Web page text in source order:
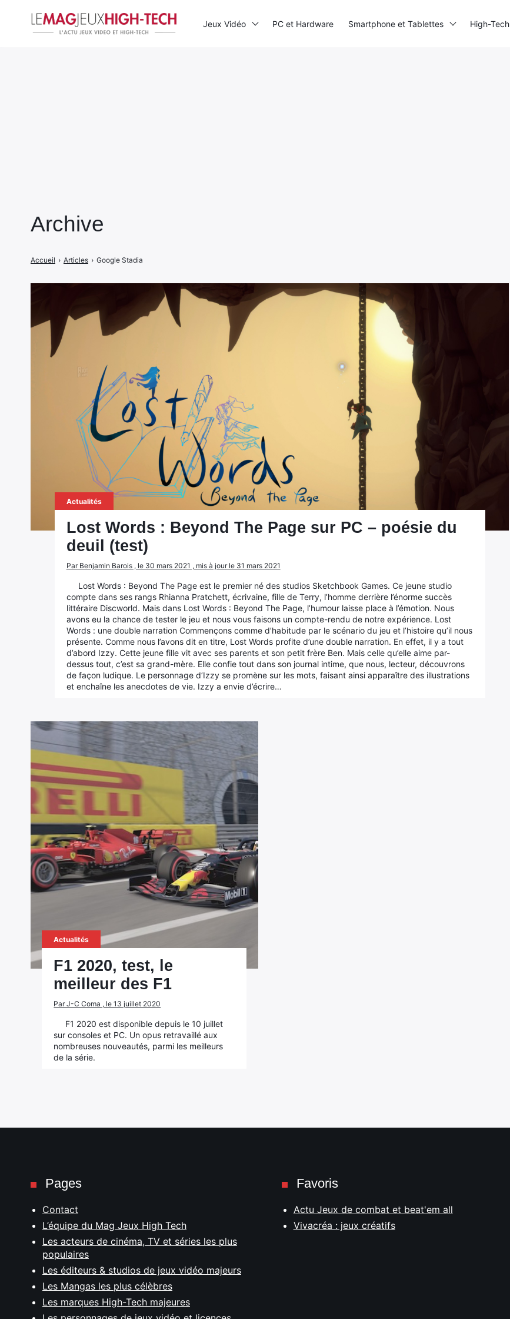
Archive
Accueil › Articles › Google Stadia
Actualités
Lost Words : Beyond The Page sur PC – poésie du
deuil (test)
Par Benjamin Barois , le 30 mars 2021 , mis à jour le 31 mars 2021
Lost Words : Beyond The Page est le premier né des studios Sketchbook Games. Ce jeune studio
compte dans ses rangs Rhianna Pratchett, écrivaine, fille de Terry, l’homme derrière l’énorme succès
littéraire Discworld. Mais dans Lost Words : Beyond The Page, l’humour laisse place à l’émotion. Nous
avons eu la chance de tester le jeu et nous vous faisons un compte-rendu de notre expérience. Lost
Words : une double narration Commençons comme d’habitude par le scénario du jeu et l’histoire qu’il nous
présente. Comme nous l’avons dit en titre, Lost Words profite d’une double narration. En effet, il y a tout
d’abord Izzy. Cette jeune fille vit avec ses parents et son petit frère Ben. Mais celle qu’elle aime par-
dessus tout, c’est sa grand-mère. Elle confie tout dans son journal intime, que nous, lecteur, découvrons
de façon ludique. Le personnage d’Izzy se promène sur les mots, faisant ainsi apparaître des illustrations
et enchaîne les anecdotes de vie. Izzy a envie d’écrire…
Actualités
F1 2020, test, le
meilleur des F1
Par J-C Coma , le 13 juillet 2020
F1 2020 est disponible depuis le 10 juillet
sur consoles et PC. Un opus retravaillé aux
nombreuses nouveautés, parmi les meilleurs
de la série.
Jeux Vidéo PC et Hardware Smartphone et Tablettes High-Tech
Pages
Contact
L’équipe du Mag Jeux High Tech
Les acteurs de cinéma, TV et séries les plus
populaires
Les éditeurs & studios de jeux vidéo majeurs
Les Mangas les plus célèbres
Les marques High-Tech majeures
Favoris
Actu Jeux de combat et beat'em all
Vivacréa : jeux créatifs